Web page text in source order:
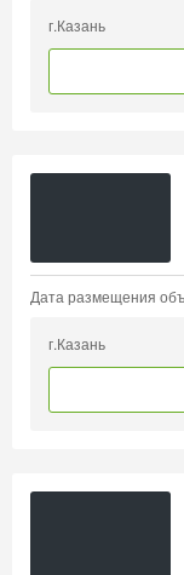
г.Казань
Дата размещения
г.Казань